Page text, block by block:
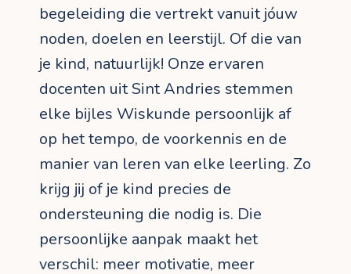
begeleiding die vertrekt vanuit jóuw
noden, doelen en leerstijl. Of die van
je kind, natuurlijk! Onze ervaren
docenten uit Sint Andries stemmen
elke bijles Wiskunde persoonlijk af
op het tempo, de voorkennis en de
manier van leren van elke leerling. Zo
krijg jij of je kind precies de
ondersteuning die nodig is. Die
persoonlijke aanpak maakt het
verschil: meer motivatie, meer